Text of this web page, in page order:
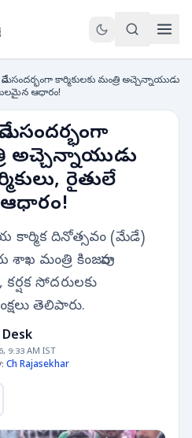
సందర్భంగా కార్మికులకు మంత్రి అచ్చెన్నాయుడు
బలమైన ఆధారం!
సందర్భంగా
అచ్చెన్నాయుడు
రైతులే
కార్మిక దినోత్సవం (మేడే)
శాఖ మంత్రి కింజరాపు
సోదరులకు
తెలిపారు.
9:33 AM IST
Ch Rajasekhar